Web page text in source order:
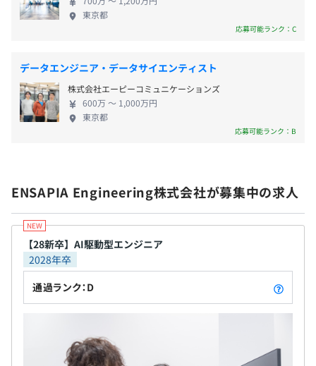
2026年3月にリリースされた『ポケコロユニバース』で
は、AIを活用した「アイテムメーカー機能」によって、自
す。
これは単なる生成機能の導入ではなく、用意されたアイテ
ムを組み合わせて楽しむアバターの世界に、「自らアイテ
ムを生み出す」という新たな楽しさを広げる、これまでに
ない体験の提案です。
プは、AIを単なる効率化のツールではなく、人の感性を拡
張するパートナーとして活用し、デジタルワールドにおけ
る新たな価値創造を推進し続けます。
【技術向上、教育体制】
・勉強会（AIハッカソン、Tech UPイベントなど）
・Tech upイベント…社内のエンジニアが一堂に会し、最
・通勤交通費全額支給
年俸制のためなし
・健康保険
・厚生年金保険
・雇用保険
・労災保険
[その他福利厚生]
社内ジム、スタジオ、更衣室やシャワールーム完備
社】 ENSAPIA Tokyo株式会社（東京/福岡/札幌）
ENSAPIA Business Partners株式会社（東京/福岡)
---------------------------------------------------------------
------- 【エンセイピアのサービス】 『ポケコロ』
Japan Top Sales App 2018 Best 4 (by App Annie)
『ポケコロツイン』 『ポケコロユニバース』Google
『ピュアニスタ』 他 【グループの事業につい
て】 エンセイピア株式会社は、「感性をカタチに。
感性を身近に。」を掲げ、アバターサービス事業と
教育事業を展開するITグループのホールディングカ
ンパニーです。メイン事業のアバターサービスでは、
スマートフォン向けアプリを通じて、アバター、デ
ジタルファッション、コミュニティ体験を融合した
独自のデジタル世界を提供。日本・韓国・北米など
とした新たな経済圏を形成しています。 さらに教育
東京都
応募可能ランク：C
データエンジニア・データサイエンティスト
株式会社エーピーコミュニケーションズ
600万 〜 1,000万円
東京都
応募可能ランク：B
ENSAPIA Engineering株式会社が募集中の求人
【28新卒】AI駆動型エンジニア
2028年卒
通過ランク：D